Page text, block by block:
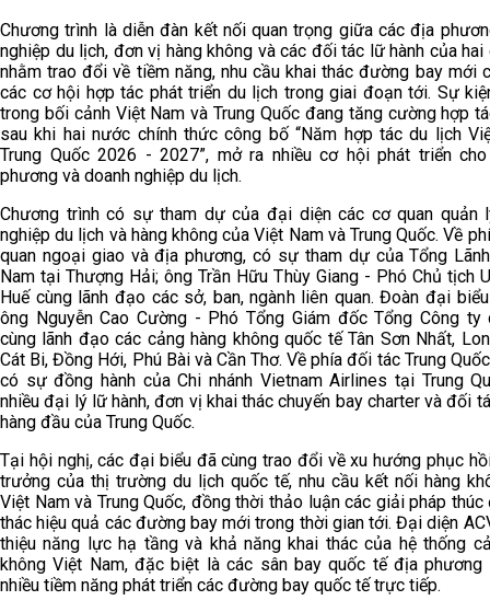
Chương trình là diễn đàn kết nối quan trọng giữa các địa
nghiệp du lịch, đơn vị hàng không và các đối tác lữ hành của hai
nhằm trao đổi về tiềm năng, nhu cầu khai thác đường bay mới
các cơ hội hợp tác phát triển du lịch trong giai đoạn tới. Sự
trong bối cảnh Việt Nam và Trung Quốc đang tăng cường hợp
sau khi hai nước chính thức công bố “Năm hợp tác du lịch
Trung Quốc 2026 - 2027”, mở ra nhiều cơ hội phát triển
phương và doanh nghiệp du lịch.
Chương trình có sự tham dự của đại diện các cơ quan quản
nghiệp du lịch và hàng không của Việt Nam và Trung Quốc. Về
quan ngoại giao và địa phương, có sự tham dự của Tổng
Nam tại Thượng Hải; ông Trần Hữu Thùy Giang - Phó Chủ tịch
Huế cùng lãnh đạo các sở, ban, ngành liên quan. Đoàn đại
ông Nguyễn Cao Cường - Phó Tổng Giám đốc Tổng Công ty
cùng lãnh đạo các cảng hàng không quốc tế Tân Sơn Nhất,
Cát Bi, Đồng Hới, Phú Bài và Cần Thơ. Về phía đối tác Trung
có sự đồng hành của Chi nhánh Vietnam Airlines tại Trung
nhiều đại lý lữ hành, đơn vị khai thác chuyến bay charter và đối
hàng đầu của Trung Quốc.
Tại hội nghị, các đại biểu đã cùng trao đổi về xu hướng phục
trưởng của thị trường du lịch quốc tế, nhu cầu kết nối hàng
Việt Nam và Trung Quốc, đồng thời thảo luận các giải pháp thúc
thác hiệu quả các đường bay mới trong thời gian tới. Đại diện
thiệu năng lực hạ tầng và khả năng khai thác của hệ thống
không Việt Nam, đặc biệt là các sân bay quốc tế địa phương
nhiều tiềm năng phát triển các đường bay quốc tế trực tiếp.